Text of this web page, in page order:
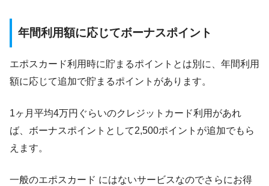
年間利用額に応じてボーナスポイント
エポスカード利用時に貯まるポイントとは別に、年間利用
額に応じて追加で貯まるポイントがあります。
1ヶ月平均4万円ぐらいのクレジットカード利用があれ
ば、ボーナスポイントとして2,500ポイントが追加でもら
えます。
一般のエポスカード にはないサービスなのでさらにお得